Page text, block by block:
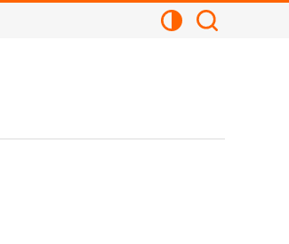
Kontrastansicht